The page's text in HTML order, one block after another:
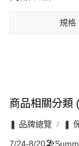
規格
商品相關分類
❚ 品牌總覽 ❚
7/24-8/